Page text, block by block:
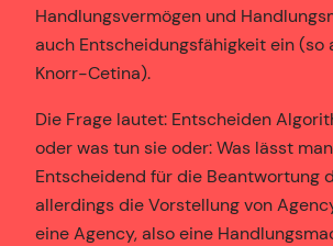
Handlungsvermögen und
auch Entscheidungsfähigkeit ein (so
Knorr-Cetina).
Die Frage lautet: Entscheiden
oder was tun sie oder: Was lässt
Entscheidend für die Beantwortung
allerdings die Vorstellung von
eine Agency, also eine